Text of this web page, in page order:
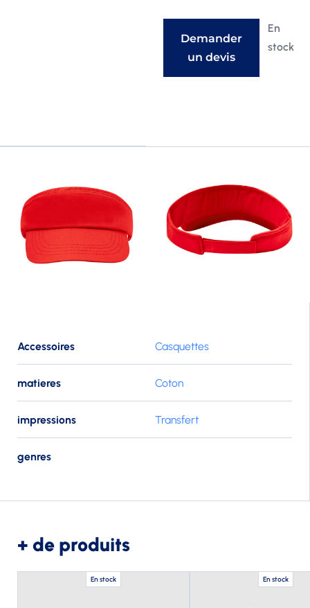
Demander
un devis
En
stock
Accessoires Casquettes
matieres Coton
impressions Transfert
genres
+ de produits
En stock En stock